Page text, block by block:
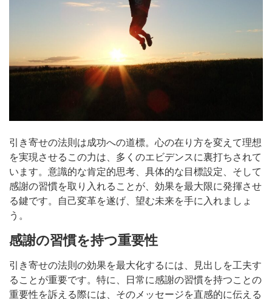
引き寄せの法則は成功への道標。心の在り方を変えて理想
を実現させるこの力は、多くのエビデンスに裏打ちされて
います。意識的な肯定的思考、具体的な目標設定、そして
感謝の習慣を取り入れることが、効果を最大限に発揮させ
る鍵です。自己変革を遂げ、望む未来を手に入れましょ
う。
感謝の習慣を持つ重要性
引き寄せの法則の効果を最大化するには、見出しを工夫す
ることが重要です。特に、日常に感謝の習慣を持つことの
重要性を訴える際には、そのメッセージを直感的に伝える